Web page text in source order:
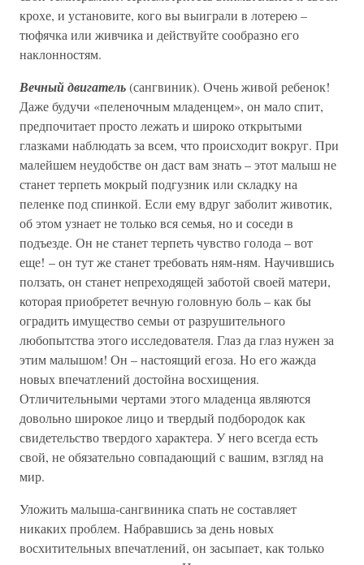
крохе, и установите, кого вы выиграли в лотерею –
тюфячка или живчика и действуйте сообразно его
наклонностям.
Вечный двигатель(сангвиник). Очень живой ребенок!
Даже будучи «пеленочным младенцем», он мало спит,
предпочитает просто лежать и широко открытыми
глазками наблюдать за всем, что происходит вокруг. При
малейшем неудобстве он даст вам знать – этот малыш не
станет терпеть мокрый подгузник или складку на
пеленке под спинкой. Если ему вдруг заболит животик,
об этом узнает не только вся семья, но и соседи в
подъезде. Он не станет терпеть чувство голода – вот
еще! – он тут же станет требовать ням-ням. Научившись
ползать, он станет непреходящей заботой своей матери,
которая приобретет вечную головную боль – как бы
оградить имущество семьи от разрушительного
любопытства этого исследователя. Глаз да глаз нужен за
этим малышом! Он – настоящий егоза. Но его жажда
новых впечатлений достойна восхищения.
Отличительными чертами этого младенца являются
довольно широкое лицо и твердый подбородок как
свидетельство твердого характера. У него всегда есть
свой, не обязательно совпадающий с вашим, взгляд на
мир.
Уложить малыша-сангвиника спать не составляет
никаких проблем. Набравшись за день новых
восхитительных впечатлений, он засыпает, как только